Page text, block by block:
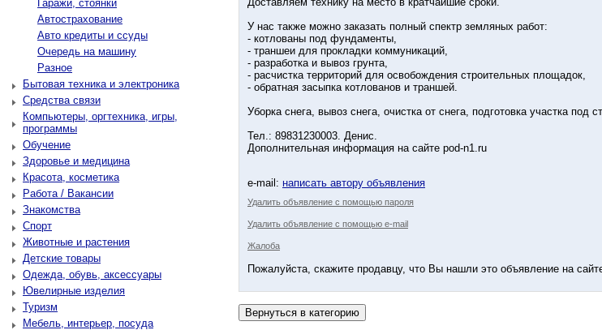
Гаражи, стоянки
Автострахование
Авто кредиты и ссуды
Очередь на машину
Разное
Бытовая техника и электроника
Средства связи
Компьютеры, оргтехника, игры,
программы
Обучение
Здоровье и медицина
Красота, косметика
Работа / Вакансии
Знакомства
Спорт
Животные и растения
Детские товары
Одежда, обувь, аксессуары
Ювелирные изделия
Туризм
Мебель, интерьер, посуда
У нас также можно заказать полный cпeктp зeмляных pабот:
- котловaны под фундаменты,
- траншеи для прокладки коммуникаций,
- разработка и вывоз грунта,
- расчистка территорий для освобождения строительных площадок,
- обратная засыпка котлованов и траншей.
Уборка снега, вывоз снега, очистка от снега, подготовка участка
Тел.: 89831230003. Денис.
Дополнительная информация на сайте pod-n1.ru
e-mail: написать автору объявления
Удалить объявление с помощью пароля
Удалить объявление с помощью e-mail
Жалоба
Пожалуйста, скажите продавцу, что Вы нашли это объявление на